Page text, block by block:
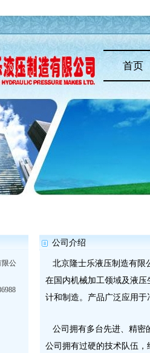
首页
限公
北京隆士乐液压制造有限
在国内机械加工领域及液
计和制造。产品广泛应用
公司拥有多台先进、精密
公司拥有过硬的技术队伍
公司介绍